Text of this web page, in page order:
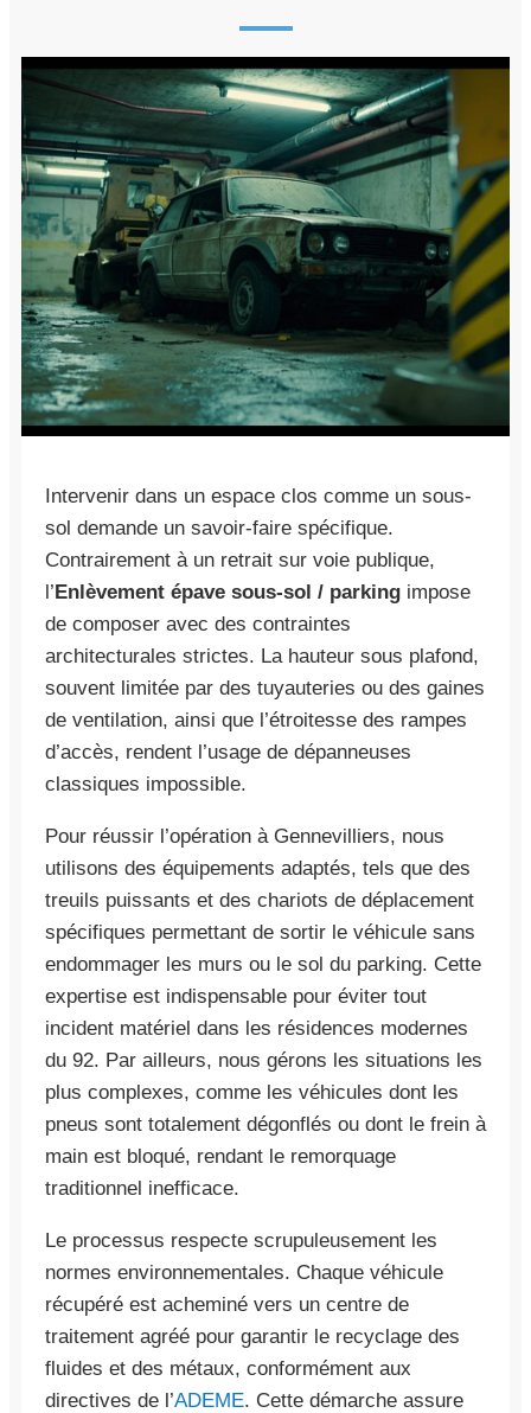
Intervenir dans un espace clos comme un sous-
sol demande un savoir-faire spécifique.
Contrairement à un retrait sur voie publique,
l’Enlèvement épave sous-sol / parking impose
de composer avec des contraintes
architecturales strictes. La hauteur sous plafond,
souvent limitée par des tuyauteries ou des gaines
de ventilation, ainsi que l’étroitesse des rampes
d’accès, rendent l’usage de dépanneuses
classiques impossible.
Pour réussir l’opération à Gennevilliers, nous
utilisons des équipements adaptés, tels que des
treuils puissants et des chariots de déplacement
spécifiques permettant de sortir le véhicule sans
endommager les murs ou le sol du parking. Cette
expertise est indispensable pour éviter tout
incident matériel dans les résidences modernes
du 92. Par ailleurs, nous gérons les situations les
plus complexes, comme les véhicules dont les
pneus sont totalement dégonflés ou dont le frein à
main est bloqué, rendant le remorquage
traditionnel inefficace.
Le processus respecte scrupuleusement les
normes environnementales. Chaque véhicule
récupéré est acheminé vers un centre de
traitement agréé pour garantir le recyclage des
fluides et des métaux, conformément aux
directives de l’ADEME. Cette démarche assure